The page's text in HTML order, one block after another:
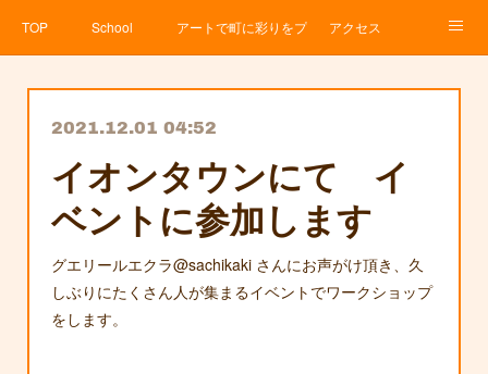
TOP School アートで町に彩りをプロジェクト
アクセス
2021.12.01 04:52
イオンタウンにて イ
ベントに参加します
グエリールエクラ@sachikaki さんにお声がけ頂き、久
しぶりにたくさん人が集まるイベントでワークショップ
をします。